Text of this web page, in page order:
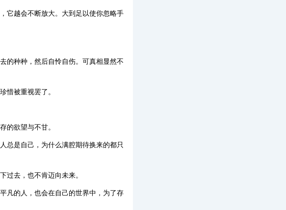
它越会不断放大。大到足以使你忽略手
的种种，然后自怜自伤。可真相显然不
惜被重视罢了。
的欲望与不甘。
总是自己，为什么满腔期待换来的都只
过去，也不肯迈向未来。
凡的人，也会在自己的世界中，为了存